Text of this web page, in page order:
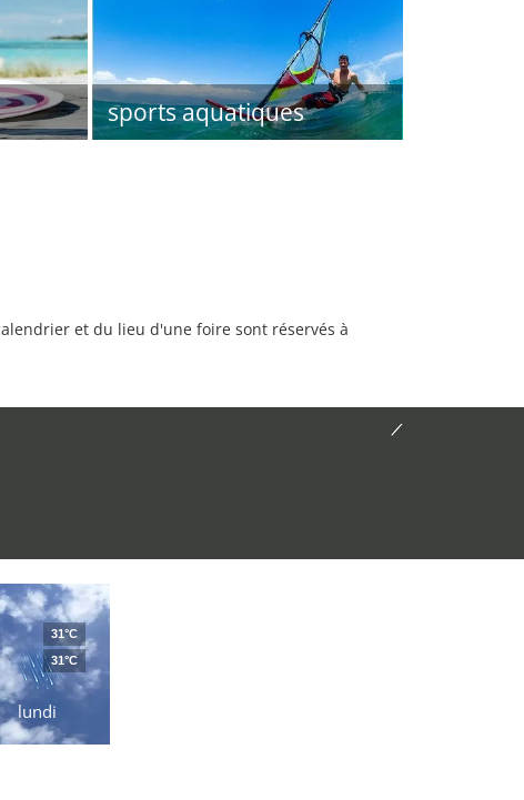
sports aquatiques
et du lieu d'une foire sont réservés à
lundi
31°C
31°C